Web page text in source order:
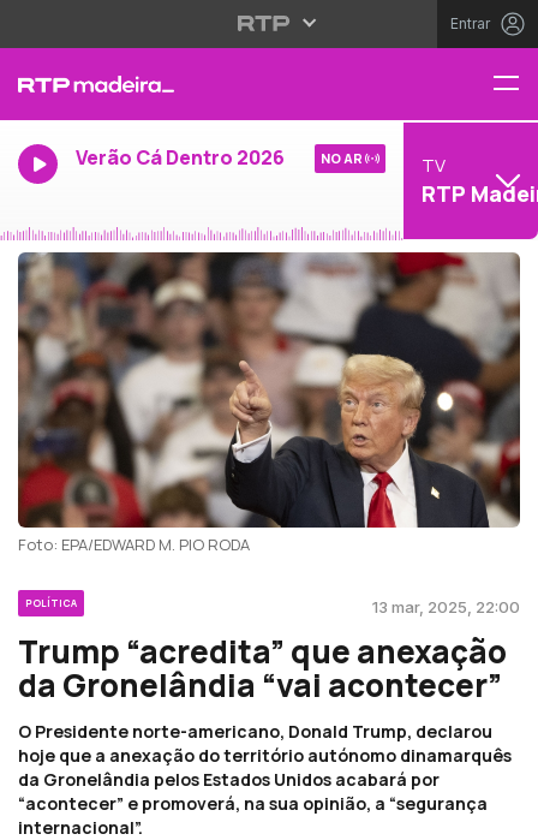
Entrar
Verão Cá Dentro 2026 NO AR TV
RTP
Foto: EPA/EDWARD M. PIO RODA
POLÍTICA 13 mar, 2025, 22:00
Trump “acredita” que anexação
da Gronelândia “vai acontecer”
O Presidente norte-americano, Donald Trump, declarou
hoje que a anexação do território autónomo dinamarquês
da Gronelândia pelos Estados Unidos acabará por
“acontecer” e promoverá, na sua opinião, a “segurança
internacional”.